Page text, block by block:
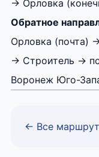
→ Орловка
Обратное
Орловка (почта)
→ Строитель →
Воронеж Юго-
← Все